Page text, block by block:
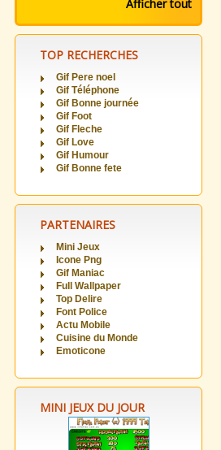
Afficher tout
TOP RECHERCHES
Gif Pere noel
Gif Téléphone
Gif Bonne journée
Gif Foot
Gif Fleche
Gif Love
Gif Humour
Gif Bonne fete
PARTENAIRES
Mini Jeux
Icone Png
Gif Maniac
Full Wallpaper
Top Delire
Font Police
Actu Mobile
Cuisine du Monde
Emoticone
MINI JEUX DU JOUR